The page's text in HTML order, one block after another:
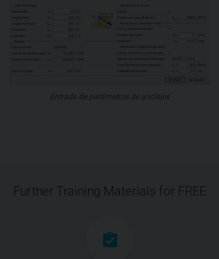
Entrada de parámetros de anclajes
Further Training Materials for FREE